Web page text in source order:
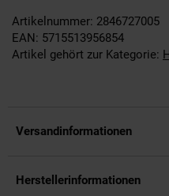
Artikelnummer: 2846727005
EAN: 5715513956854
Artikel gehört zur Kategorie:
Versandinformationen
Herstellerinformationen